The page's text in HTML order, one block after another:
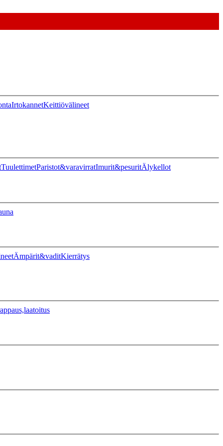
IrtokannetKeittiövälineet
TuulettimetParistot&varavirratImurit&pesuritÄlykellot
Ämpärit&vaditKierrätys